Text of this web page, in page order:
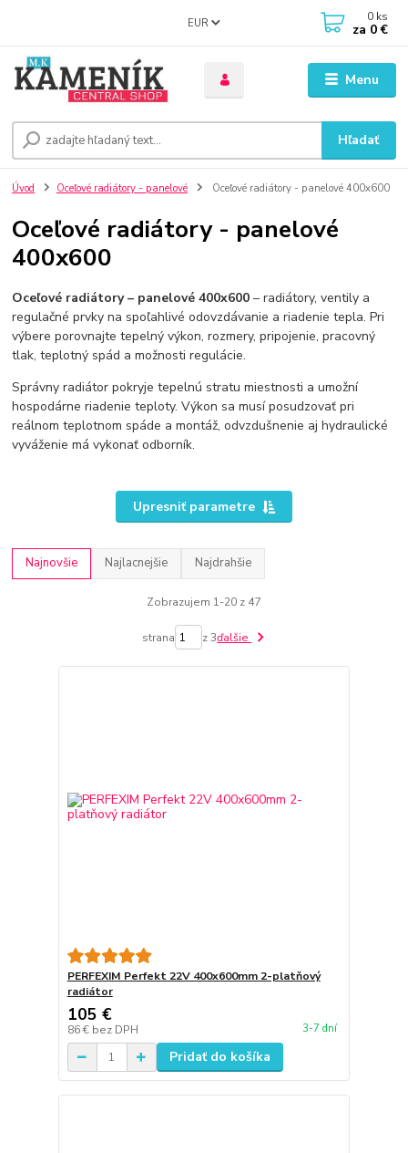
Menu
EUR
Hľadať
0 ks
za 0 €
Úvod Oceľové radiátory - panelové Oceľové radiátory - panelové 400x600
Oceľové radiátory - panelové
400x600
Oceľové radiátory – panelové 400x600 – radiátory, ventily a
regulačné prvky na spoľahlivé odovzdávanie a riadenie tepla. Pri
výbere porovnajte tepelný výkon, rozmery, pripojenie, pracovný
tlak, teplotný spád a možnosti regulácie.
Správny radiátor pokryje tepelnú stratu miestnosti a umožní
hospodárne riadenie teploty. Výkon sa musí posudzovať pri
reálnom teplotnom spáde a montáž, odvzdušnenie aj hydraulické
vyváženie má vykonať odborník.
Upresniť parametre
Najnovšie Najlacnejšie Najdrahšie
Zobrazujem 1-20 z 47
strana z 3ďalšie
PERFEXIM Perfekt 22V 400x600mm 2-platňový
radiátor
105 €
86 € bez DPH 3-7 dní
Pridať do košíka